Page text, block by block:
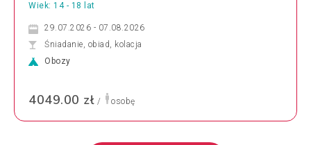
Wiek: 14 - 18 lat
29.07.2026 - 07.08.2026
Śniadanie, obiad, kolacja
Obozy
4049.00 zł / osobę